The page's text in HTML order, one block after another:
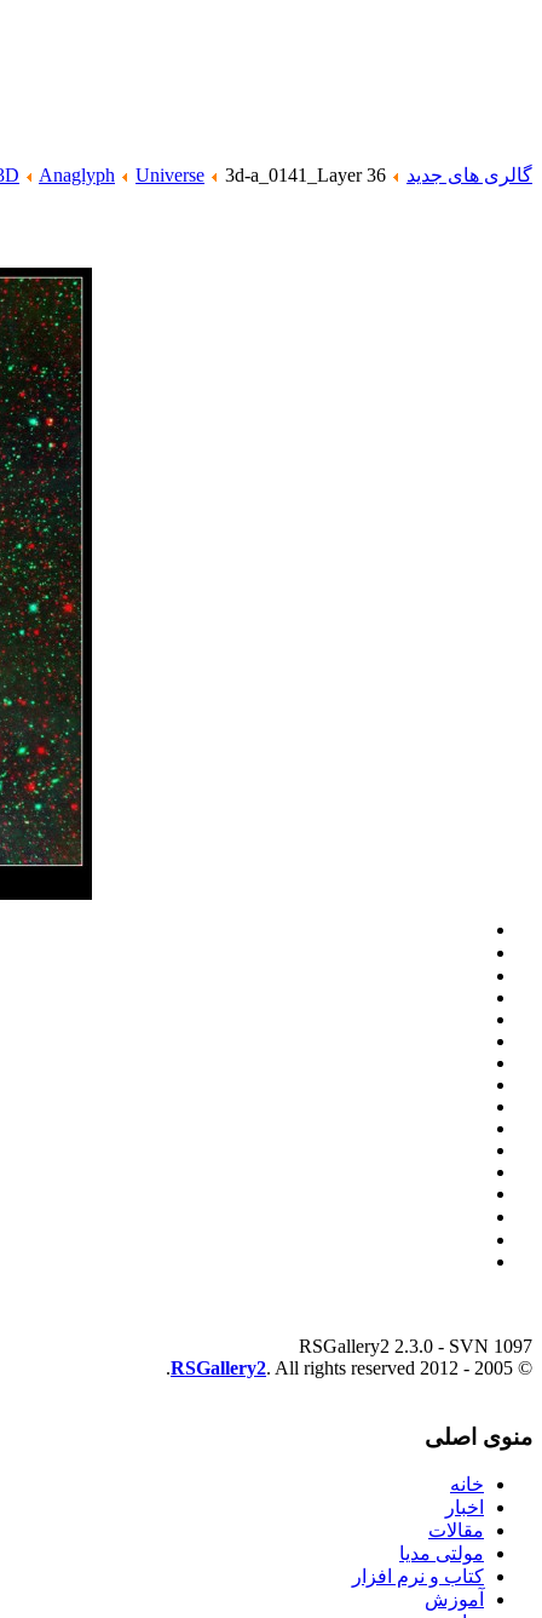
گالری های جدید Anaglyph Universe 3d-a_0141_Layer 36
RSGallery2 2.3.0 - SVN 1097
© 2005 - 2012
RSGallery2. All rights reserved.
منوی اصلی
خانه
اخبار
مقالات
مولتی مدیا
کتاب و نرم افزار
آموزش